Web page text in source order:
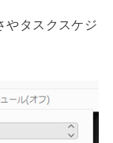
やタスクスケジ